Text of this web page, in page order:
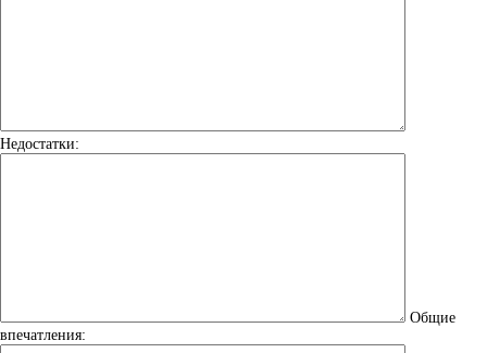
Недостатки:
Общие
впечатления: